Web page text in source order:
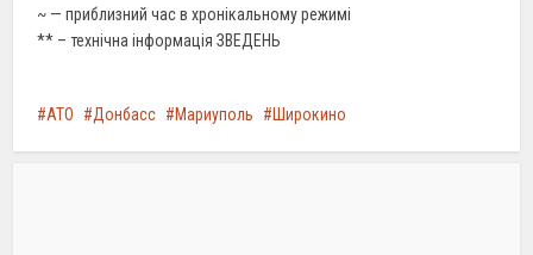
~ — приблизний час в хронікальному режимі
** – технічна інформація ЗВЕДЕНЬ
АТО Донбасс Мариуполь Широкино